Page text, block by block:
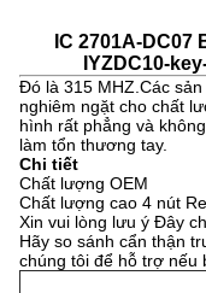
IC 2701A-DC07
IYZDC10-
Đó là 315 MHZ.Các
nghiêm ngặt cho chất
hình rất phẳng và
làm tổn thương tay.
Chi tiết
Chất lượng OEM
Chất lượng cao 4 nút
Xin vui lòng lưu ý Đây
Hãy so sánh cẩn thận
chúng tôi để hỗ trợ nếu